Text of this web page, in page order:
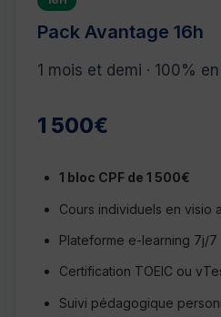
Pack Avantage 16h
1 mois et demi · 100%
1 500€
1 bloc CPF de 1 500€
Cours individuels en visio
Plateforme e-learning 7j/7
Certification TOEIC ou
Suivi pédagogique